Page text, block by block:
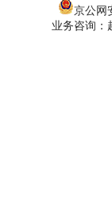
京公网
业务咨询：